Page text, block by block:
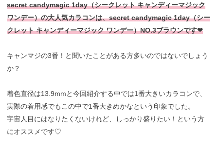
secret candymagic 1day（シークレット キャンディーマジック
ワンデー）の大人気カラコンは、secret candymagic 1day（シー
クレット キャンディーマジック ワンデー）NO.3ブラウンです❤︎
キャンマジの3番！と聞いたことがある方多いのではないでしょう
か？
着色直径は13.9mmと今回紹介する中では1番大きいカラコンで、
実際の着用感でもこの中で1番大きめかなという印象でした。
宇宙人目にはなりたくないけれど、しっかり盛りたい！という方
にオススメです♡